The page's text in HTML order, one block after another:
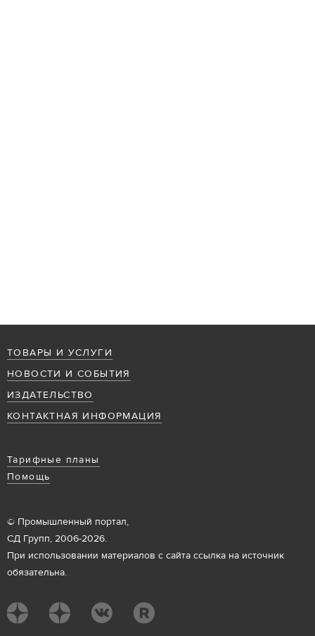
ТОВАРЫ И УСЛУГИ
НОВОСТИ И СОБЫТИЯ
ИЗДАТЕЛЬСТВО
КОНТАКТНАЯ ИНФОРМАЦИЯ
Тарифные планы
Помощь
© Промышленный портал,
СД Групп, 2006-2026.
При использовании материалов с сайта ссылка на источник
обязательна.